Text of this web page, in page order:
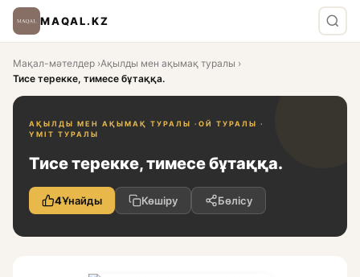
MAQAL.KZ
Мақал-мәтелдер ›Ақылды мен ақымақ туралы ›
Тисе терекке, тимесе бұтаққа.
АҚЫЛДЫ МЕН АҚЫМАҚ ТУРАЛЫ · ОЙ ТУРАЛЫ ·
ҮМІТ ТУРАЛЫ
Тисе терекке, тимесе бұтаққа.
4Ұнайды Көшіру Бөлісу